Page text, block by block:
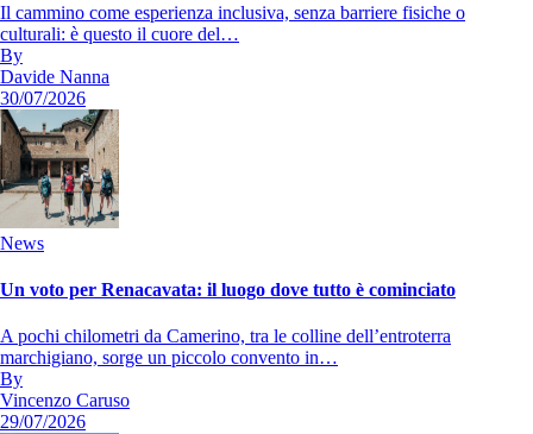
Il cammino come esperienza inclusiva, senza barriere fisiche o
culturali: è questo il cuore del…
By
Davide Nanna
30/07/2026
News
Un voto per Renacavata: il luogo dove tutto è cominciato
A pochi chilometri da Camerino, tra le colline dell’entroterra
marchigiano, sorge un piccolo convento in…
By
Vincenzo Caruso
29/07/2026